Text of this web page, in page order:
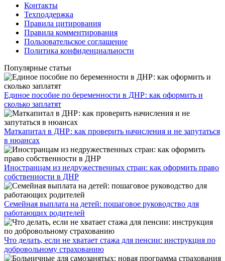
Контакты
Техподдержка
Правила цитирования
Правила комментирования
Пользовательское соглашение
Политика конфиденциальности
Популярные статьи
Единое пособие по беременности в ДНР: как оформить и
сколько заплатят
​Маткапитал в ДНР: как проверить начисления и не запутаться
в нюансах
Иностранцам из недружественных стран: как оформить право
собственности в ДНР
Семейная выплата на детей: пошаговое руководство для
работающих родителей
Что делать, если не хватает стажа для пенсии: инструкция по
добровольному страхованию